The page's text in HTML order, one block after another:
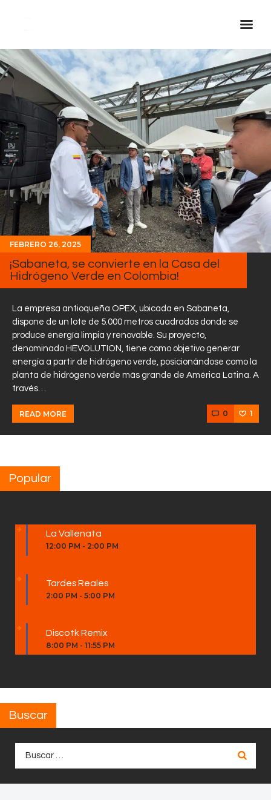
Inicio Real FM
Streaming
En Vivo
Descarga La APP
Programas
Noticias
Equipo
Sobre Nosotros
Contactos
FEBRERO 26, 2025
¡Sabaneta, se convierte en la Casa del
Hidrógeno Verde en Colombia!
La empresa antioqueña OPEX, ubicada en Sabaneta,
dispone de un lote de 5.000 metros cuadrados donde se
produce energía limpia y renovable. Su proyecto,
denominado HEVOLUTION, tiene como objetivo generar
energía a partir de hidrógeno verde, posicionándose como la
planta de hidrógeno verde más grande de América Latina. A
través…
READ MORE 0 1
Popular
La Vallenata
12:00 PM - 2:00 PM
Tardes Reales
2:00 PM - 5:00 PM
Discotk Remix
8:00 PM - 11:55 PM
Buscar